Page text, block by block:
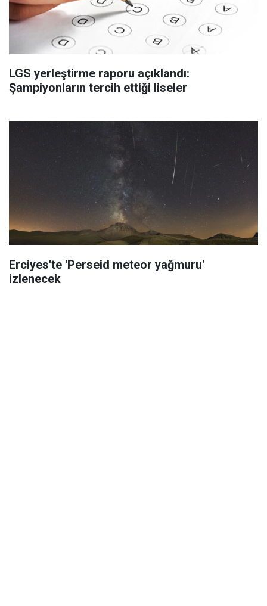
LGS yerleştirme raporu açıklandı:
Şampiyonların tercih ettiği liseler
Erciyes'te 'Perseid meteor yağmuru'
izlenecek